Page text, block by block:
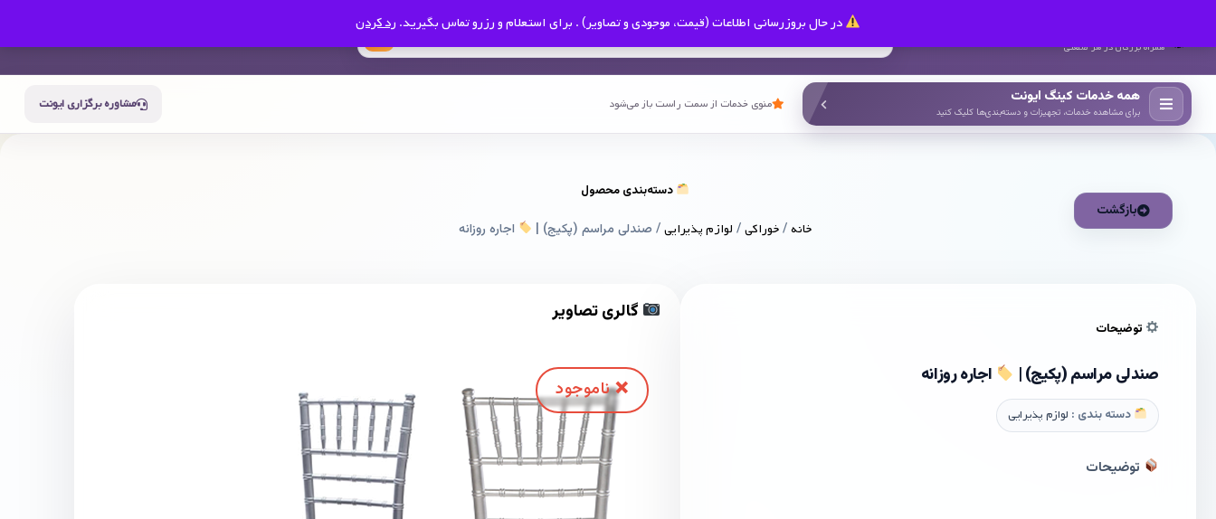
در حال بروزرسانی اطلاعات (قیمت، موجودی و تصاویر) . برای استعلام و رزرو تماس بگیرید. رد کردن
همراه بزرگان در هر صنعتی
همه خدمات کینگ ایونت
برای مشاهده خدمات، تجهیزات و دسته‌بندی‌ها کلیک کنید
منوی خدمات از سمت راست باز می‌شود مشاوره برگزاری ایونت
بازگشت
دسته‌بندی محصول
خانه/خوراکی/ لوازم پذیرایی/ صندلی مراسم (پکیج) | اجاره روزانه
گالری تصاویر
توضیحات
صندلی مراسم (پکیج) | اجاره روزانه
دسته بندی : لوازم پذیرایی
توضیحات